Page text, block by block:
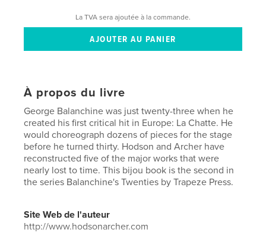
La TVA sera ajoutée à la commande.
À propos du livre
George Balanchine was just twenty-three when he
created his first critical hit in Europe: La Chatte. He
would choreograph dozens of pieces for the stage
before he turned thirty. Hodson and Archer have
reconstructed five of the major works that were
nearly lost to time. This bijou book is the second in
the series Balanchine's Twenties by Trapeze Press.
Site Web de l'auteur
http://www.hodsonarcher.com